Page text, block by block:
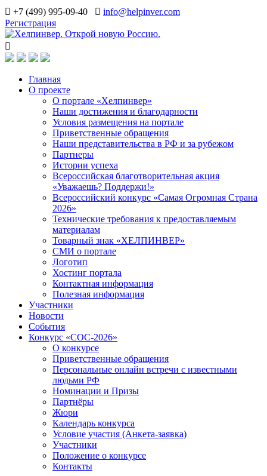
+7 (499) 995-09-40
info@helpinver.com
Регистрация
Главная
О проекте
О портале «Хелпинвер»
Наши достижения и благодарности
Условия размещения на портале
Приветственные обращения
Наши представительства в РФ и за рубежом
Партнеры
Истории успеха
Всероссийская благотворительная акция
«Уважаешь? Поддержи!»
Всероссийский конкурс «Самая Огромная Страна
2026»
Технические требования к предоставляемым
материалам
Товарный знак «ХЕЛПИНВЕР»
СМИ о портале
Логотип
Хостинг портала
Контактная информация
Полезная информация
Участники
Новости
События
Конкурс «СОС-2026»
О конкурсе
Приветственные обращения
Персональные онлайн встречи с известными
людьми РФ
Номинации и Призы
Партнёры
Жюри
Календарь конкурса
Условие участия (Анкета-заявка)
Участники
Положение о конкурсе
Контакты